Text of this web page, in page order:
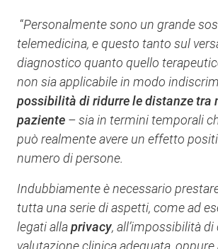
“Personalmente sono un grande
telemedicina, e questo tanto sul
diagnostico quanto quello
non sia applicabile in modo
possibilità di ridurre le distanze tra
paziente – sia in termini temporali
può realmente avere un effetto
numero di persone.
Indubbiamente è necessario
tutta una serie di aspetti, come ad
legati allaprivacy, all’impossibilità
valutazione clinica adeguata,